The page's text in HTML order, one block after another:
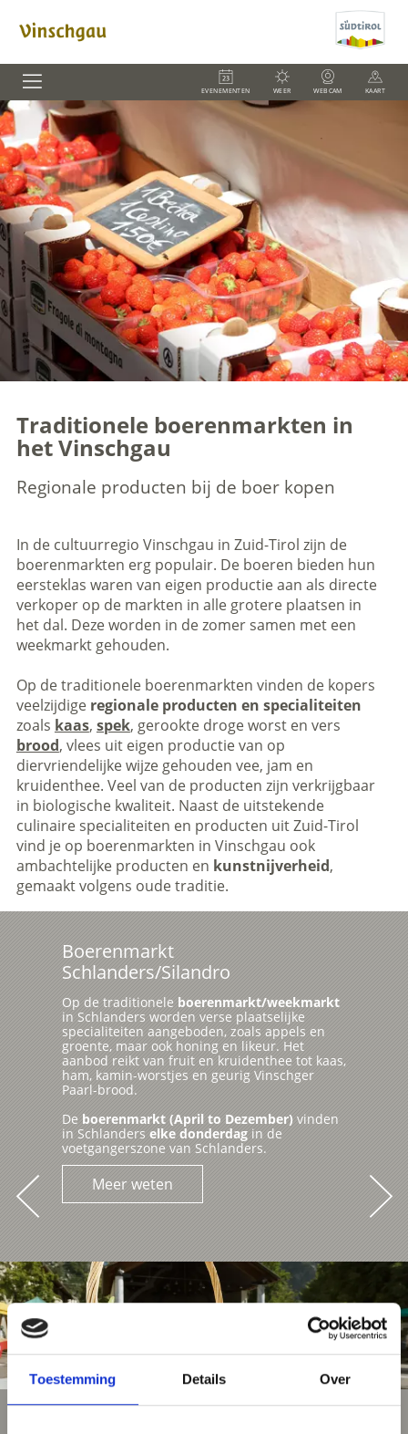
Toestemming Details Over
EVENEMENTEN WEER WEBCAM KAART
Traditionele boerenmarkten in
het Vinschgau
Regionale producten bij de boer kopen
In de cultuurregio Vinschgau in Zuid-Tirol zijn de
boerenmarkten erg populair. De boeren bieden hun
eersteklas waren van eigen productie aan als directe
verkoper op de markten in alle grotere plaatsen in
het dal. Deze worden in de zomer samen met een
weekmarkt gehouden.
Op de traditionele boerenmarkten vinden de kopers
veelzijdige regionale producten en specialiteiten
zoals kaas, spek, gerookte droge worst en vers
brood, vlees uit eigen productie van op
diervriendelijke wijze gehouden vee, jam en
kruidenthee. Veel van de producten zijn verkrijgbaar
in biologische kwaliteit. Naast de uitstekende
culinaire specialiteiten en producten uit Zuid-Tirol
vind je op boerenmarkten in Vinschgau ook
ambachtelijke producten en kunstnijverheid,
gemaakt volgens oude traditie.
Boerenmarkt
Schlanders/Silandro
Op de traditionele boerenmarkt/weekmarkt
in Schlanders worden verse plaatselijke
specialiteiten aangeboden, zoals appels en
groente, maar ook honing en likeur. Het
aanbod reikt van fruit en kruidenthee tot kaas,
ham, kamin-worstjes en geurig Vinschger
Paarl-brood.
De boerenmarkt (April to Dezember) vinden
in Schlanders elke donderdagin de
voetgangerszone van Schlanders.
Meer weten